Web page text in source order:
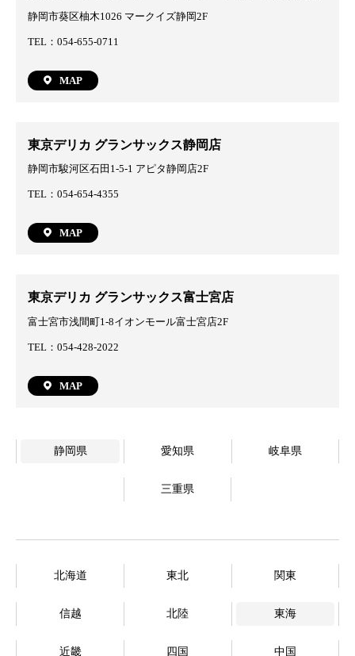
静岡市葵区柚木1026 マークイズ静岡2F
TEL：054-655-0711
MAP
東京デリカ グランサックス静岡店
静岡市駿河区石田1-5-1 アピタ静岡店2F
TEL：054-654-4355
MAP
東京デリカ グランサックス富士宮店
富士宮市浅間町1-8イオンモール富士宮店2F
TEL：054-428-2022
MAP
静岡県 愛知県 岐阜県
三重県
北海道 東北 関東
信越 北陸 東海
近畿 四国 中国